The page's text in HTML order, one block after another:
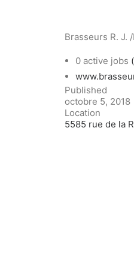
Brasseurs R. J.
0 active jobs
Published
octobre 5, 2018
Location
5585 rue de la